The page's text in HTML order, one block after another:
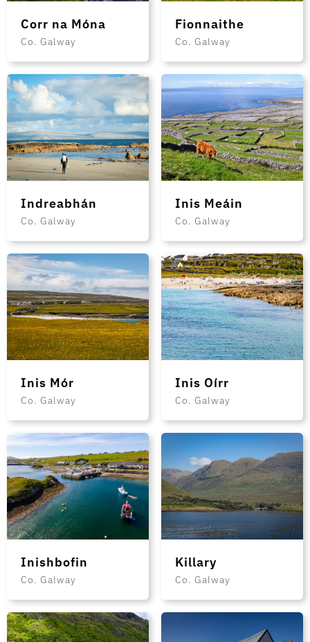
Corr na Móna
Co. Galway
Fionnaithe
Co. Galway
Indreabhán
Co. Galway
Inis Meáin
Co. Galway
Inis Mór
Co. Galway
Inis Oírr
Co. Galway
Inishbofin
Co. Galway
Killary
Co. Galway